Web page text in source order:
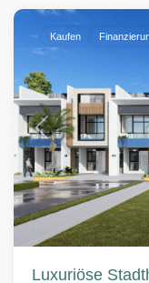
Vorherige
Kaufen
Luxuriöse